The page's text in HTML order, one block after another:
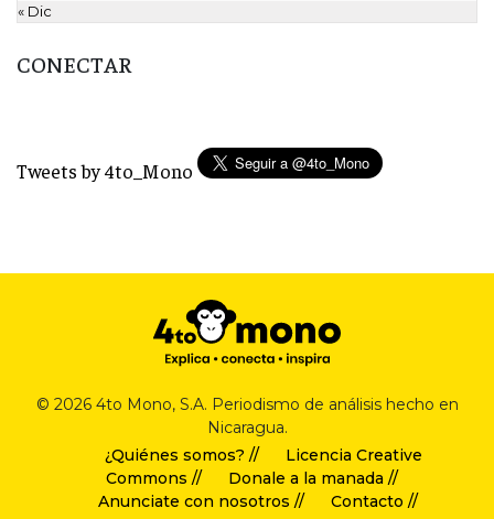
« Dic
CONECTAR
Tweets by 4to_Mono
© 2026 4to Mono, S.A. Periodismo de análisis hecho en
Nicaragua.
¿Quiénes somos? //
Licencia Creative
Commons //
Donale a la manada //
Anunciate con nosotros //
Contacto //